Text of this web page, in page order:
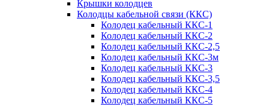
Крышки колодцев
Колодцы кабельной связи (ККС)
Колодец кабельный ККС-1
Колодец кабельный ККС-2
Колодец кабельный ККС-2,5
Колодец кабельный ККС-3м
Колодец кабельный ККС-3
Колодец кабельный ККС-3,5
Колодец кабельный ККС-4
Колодец кабельный ККС-5